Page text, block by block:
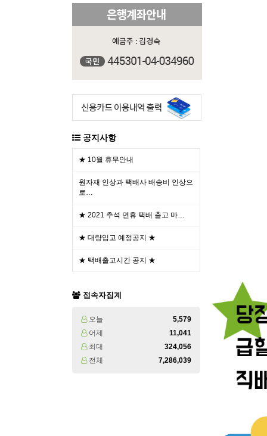
공지사항
★ 10월 휴무안내
원자재 인상과 택배사 배송비 인상으
로…
★ 2021 추석 연휴 택배 출고 마…
★ 대량입고 예정공지 ★
★ 택배출고시간 공지 ★
접속자집계
오늘
5,579
어제
11,041
최대
324,056
전체
7,286,039